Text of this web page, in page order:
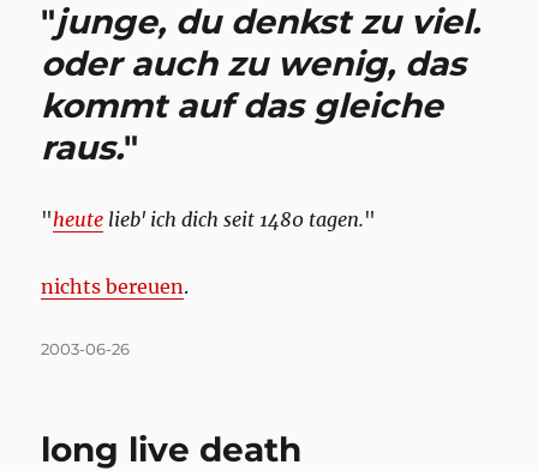
"junge, du denkst zu viel.
oder auch zu wenig, das
kommt auf das gleiche
raus."
"heute lieb' ich dich seit 1480 tagen."
nichts bereuen.
Posted
2003-06-26
long live death